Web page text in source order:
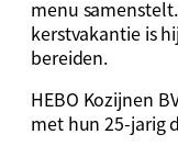
menu
kerstvakantie is
bereiden.
HEBO Kozijnen
met hun 25-jarig